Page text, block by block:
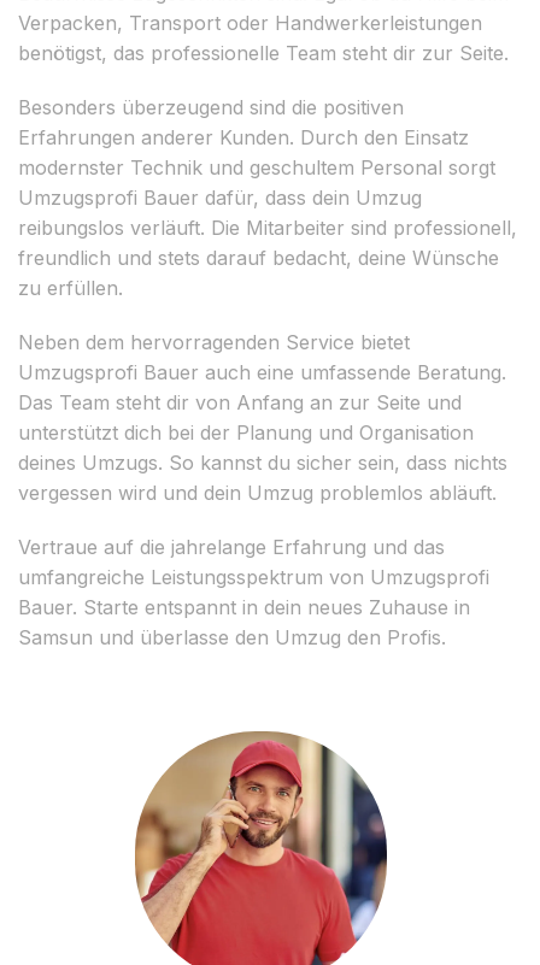
Verpacken, Transport oder Handwerkerleistungen
benötigst, das professionelle Team steht dir zur Seite.
Besonders überzeugend sind die positiven
Erfahrungen anderer Kunden. Durch den Einsatz
modernster Technik und geschultem Personal sorgt
Umzugsprofi Bauer dafür, dass dein Umzug
reibungslos verläuft. Die Mitarbeiter sind professionell,
freundlich und stets darauf bedacht, deine Wünsche
zu erfüllen.
Neben dem hervorragenden Service bietet
Umzugsprofi Bauer auch eine umfassende Beratung.
Das Team steht dir von Anfang an zur Seite und
unterstützt dich bei der Planung und Organisation
deines Umzugs. So kannst du sicher sein, dass nichts
vergessen wird und dein Umzug problemlos abläuft.
Vertraue auf die jahrelange Erfahrung und das
umfangreiche Leistungsspektrum von Umzugsprofi
Bauer. Starte entspannt in dein neues Zuhause in
Samsun und überlasse den Umzug den Profis.